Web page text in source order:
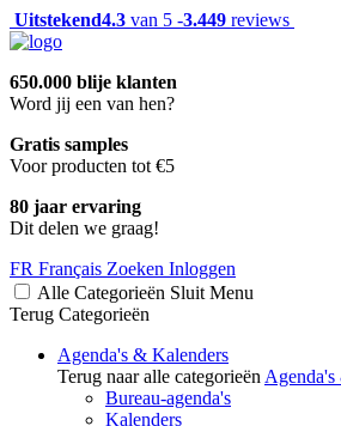
Uitstekend4.3 van 5 -3.449 reviews
650.000 blije klanten
Word jij een van hen?
Gratis samples
Voor producten tot €5
80 jaar ervaring
Dit delen we graag!
FR Français Zoeken Inloggen
Alle Categorieën Sluit Menu
Terug Categorieën
Agenda's & Kalenders
Terug naar alle categorieën
Bureau-agenda's
Kalenders